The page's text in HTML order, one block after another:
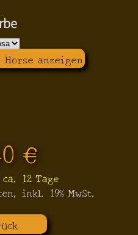
anzeigen
€
12 Tage
inkl. 19% MwSt.